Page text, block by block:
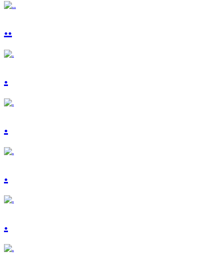
..
.
.
.
.